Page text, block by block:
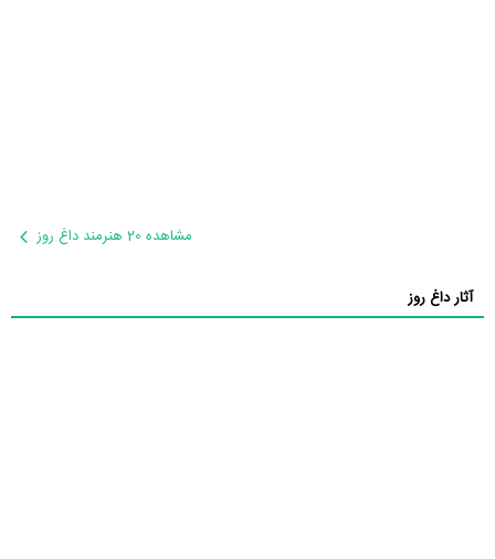
مشاهده 20 هنرمند داغ روز
آثار داغ روز